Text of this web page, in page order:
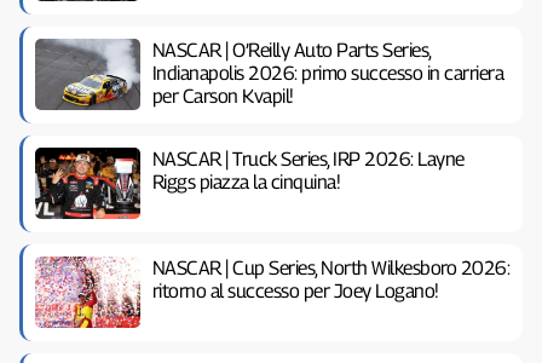
NASCAR | O’Reilly Auto Parts Series,
Indianapolis 2026: primo successo in carriera
per Carson Kvapil!
NASCAR | Truck Series, IRP 2026: Layne
Riggs piazza la cinquina!
NASCAR | Cup Series, North Wilkesboro 2026:
ritorno al successo per Joey Logano!